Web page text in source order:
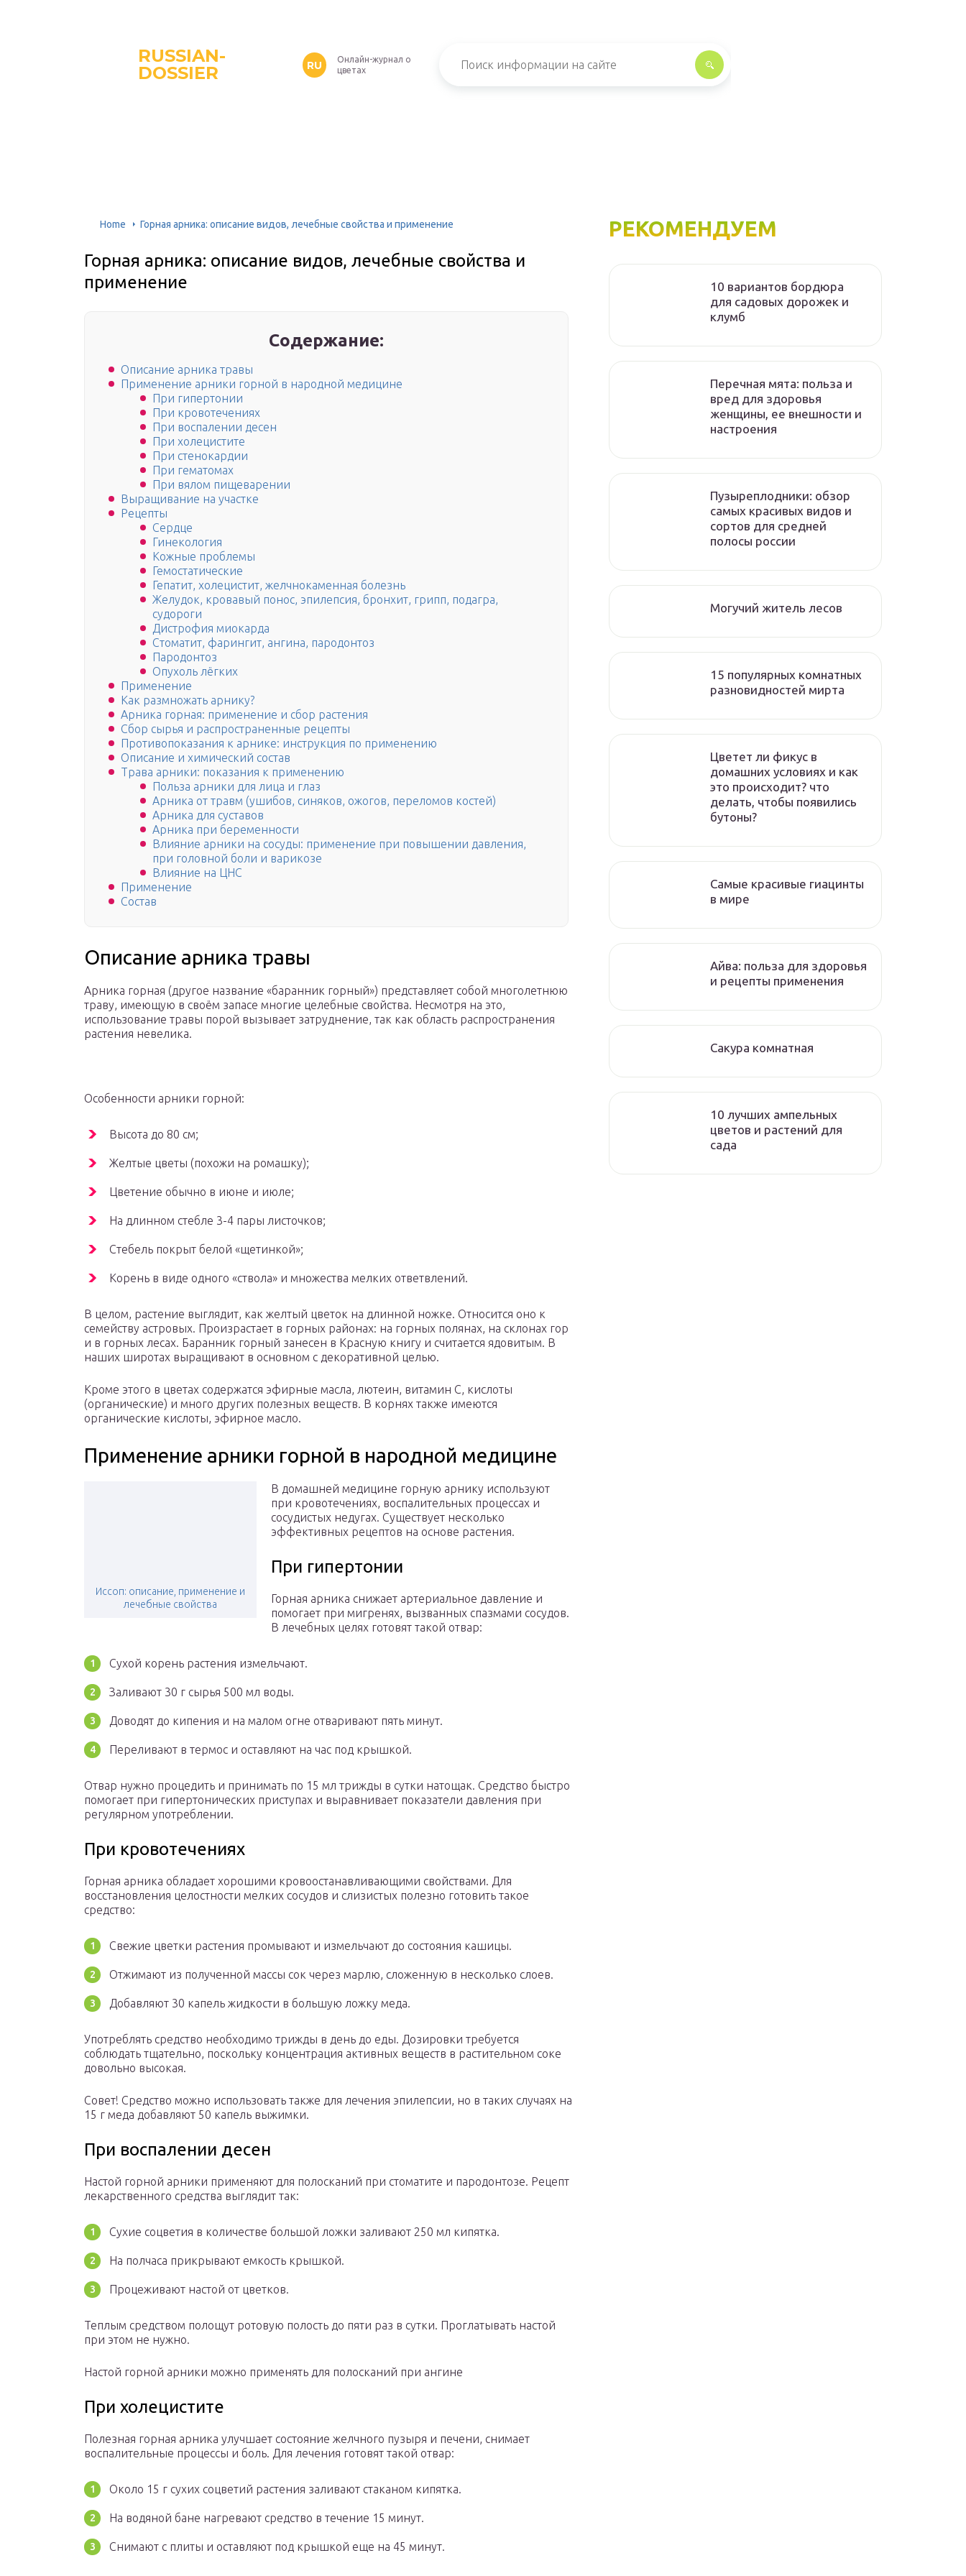
RUSSIAN-
DOSSIER
RU
Онлайн-журнал о
цветах
Home Горная арника: описание видов, лечебные свойства и применение
Горная арника: описание видов, лечебные свойства и
применение
Содержание:
Описание арника травы
Применение арники горной в народной медицине
При гипертонии
При кровотечениях
При воспалении десен
При холецистите
При стенокардии
При гематомах
При вялом пищеварении
Выращивание на участке
Рецепты
Сердце
Гинекология
Кожные проблемы
Гемостатические
Гепатит, холецистит, желчнокаменная болезнь
Желудок, кровавый понос, эпилепсия, бронхит, грипп, подагра,
судороги
Дистрофия миокарда
Стоматит, фарингит, ангина, пародонтоз
Пародонтоз
Опухоль лёгких
Применение
Как размножать арнику?
Арника горная: применение и сбор растения
Сбор сырья и распространенные рецепты
Противопоказания к арнике: инструкция по применению
Описание и химический состав
Трава арники: показания к применению
Польза арники для лица и глаз
Арника от травм (ушибов, синяков, ожогов, переломов костей)
Арника для суставов
Арника при беременности
Влияние арники на сосуды: применение при повышении давления,
при головной боли и варикозе
Влияние на ЦНС
Применение
Состав
Описание арника травы
Арника горная (другое название «баранник горный») представляет собой многолетнюю
траву, имеющую в своём запасе многие целебные свойства. Несмотря на это,
использование травы порой вызывает затруднение, так как область распространения
растения невелика.
Особенности арники горной:
Высота до 80 см;
Желтые цветы (похожи на ромашку);
Цветение обычно в июне и июле;
На длинном стебле 3-4 пары листочков;
Стебель покрыт белой «щетинкой»;
Корень в виде одного «ствола» и множества мелких ответвлений.
В целом, растение выглядит, как желтый цветок на длинной ножке. Относится оно к
семейству астровых. Произрастает в горных районах: на горных полянах, на склонах гор
и в горных лесах. Баранник горный занесен в Красную книгу и считается ядовитым. В
наших широтах выращивают в основном с декоративной целью.
Кроме этого в цветах содержатся эфирные масла, лютеин, витамин С, кислоты
(органические) и много других полезных веществ. В корнях также имеются
органические кислоты, эфирное масло.
Применение арники горной в народной медицине
Иссоп: описание, применение и
лечебные свойства
В домашней медицине горную арнику используют
при кровотечениях, воспалительных процессах и
сосудистых недугах. Существует несколько
эффективных рецептов на основе растения.
При гипертонии
Горная арника снижает артериальное давление и
помогает при мигренях, вызванных спазмами сосудов.
В лечебных целях готовят такой отвар:
Сухой корень растения измельчают.
Заливают 30 г сырья 500 мл воды.
Доводят до кипения и на малом огне отваривают пять минут.
Переливают в термос и оставляют на час под крышкой.
Отвар нужно процедить и принимать по 15 мл трижды в сутки натощак. Средство быстро
помогает при гипертонических приступах и выравнивает показатели давления при
регулярном употреблении.
При кровотечениях
Горная арника обладает хорошими кровоостанавливающими свойствами. Для
восстановления целостности мелких сосудов и слизистых полезно готовить такое
средство:
Свежие цветки растения промывают и измельчают до состояния кашицы.
Отжимают из полученной массы сок через марлю, сложенную в несколько слоев.
Добавляют 30 капель жидкости в большую ложку меда.
Употреблять средство необходимо трижды в день до еды. Дозировки требуется
соблюдать тщательно, поскольку концентрация активных веществ в растительном соке
довольно высокая.
Совет! Средство можно использовать также для лечения эпилепсии, но в таких случаях на
15 г меда добавляют 50 капель выжимки.
При воспалении десен
Настой горной арники применяют для полосканий при стоматите и пародонтозе. Рецепт
лекарственного средства выглядит так:
Сухие соцветия в количестве большой ложки заливают 250 мл кипятка.
На полчаса прикрывают емкость крышкой.
Процеживают настой от цветков.
Теплым средством полощут ротовую полость до пяти раз в сутки. Проглатывать настой
при этом не нужно.
Настой горной арники можно применять для полосканий при ангине
При холецистите
Полезная горная арника улучшает состояние желчного пузыря и печени, снимает
воспалительные процессы и боль. Для лечения готовят такой отвар:
Около 15 г сухих соцветий растения заливают стаканом кипятка.
На водяной бане нагревают средство в течение 15 минут.
Снимают с плиты и оставляют под крышкой еще на 45 минут.
РЕКОМЕНДУЕМ
10 вариантов бордюра
для садовых дорожек и
клумб
Перечная мята: польза и
вред для здоровья
женщины, ее внешности и
настроения
Пузыреплодники: обзор
самых красивых видов и
сортов для средней
полосы россии
Могучий житель лесов
15 популярных комнатных
разновидностей мирта
Цветет ли фикус в
домашних условиях и как
это происходит? что
делать, чтобы появились
бутоны?
Самые красивые гиацинты
в мире
Айва: польза для здоровья
и рецепты применения
Сакура комнатная
10 лучших ампельных
цветов и растений для
сада